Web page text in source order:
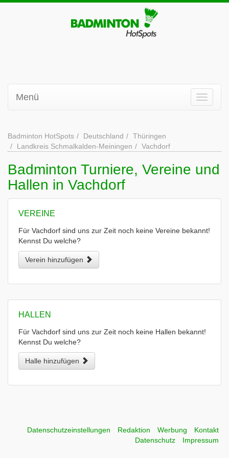
Menü
Badminton HotSpots Deutschland
Thüringen
Landkreis Schmalkalden-Meiningen
Vachdorf
Badminton Turniere, Vereine und
Hallen in Vachdorf
VEREINE
Für Vachdorf sind uns zur Zeit noch keine Vereine bekannt!
Kennst Du welche?
Verein hinzufügen
HALLEN
Für Vachdorf sind uns zur Zeit noch keine Hallen bekannt!
Kennst Du welche?
Halle hinzufügen
Datenschutzeinstellungen Redaktion Werbung
Kontakt
Datenschutz
Impressum